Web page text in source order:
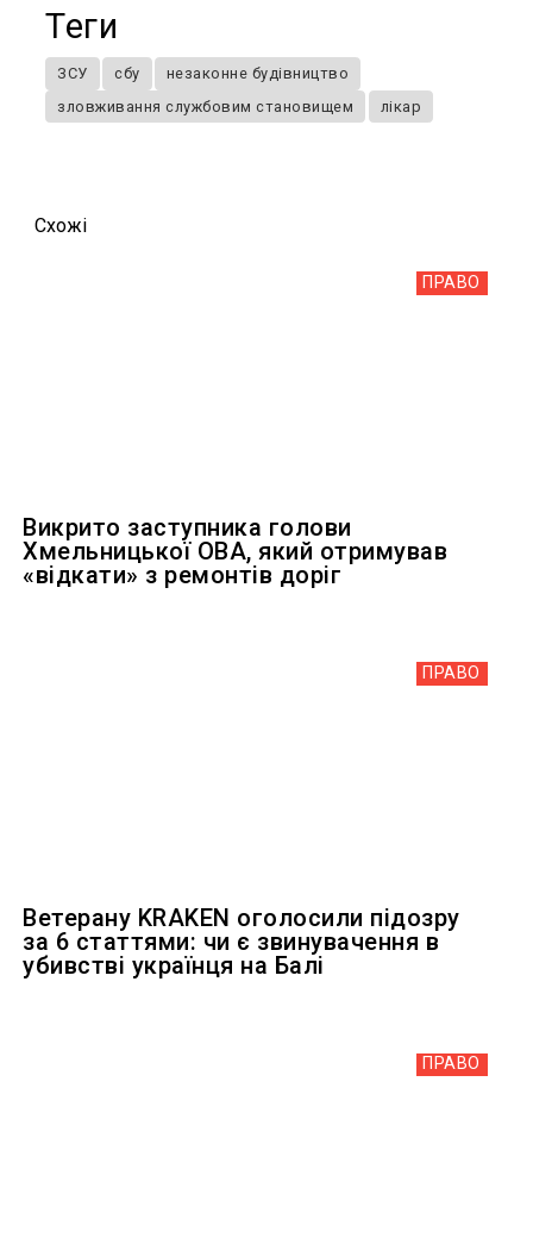
Теги
ЗСУ сбу
незаконне будівництво
зловживання службовим становищем
лікар
Схожi
ПРАВО
Викрито заступника голови
Хмельницької ОВА, який отримував
«відкати» з ремонтів доріг
ПРАВО
Ветерану KRAKEN оголосили підозру
за 6 статтями: чи є звинувачення в
убивстві українця на Балі
ПРАВО